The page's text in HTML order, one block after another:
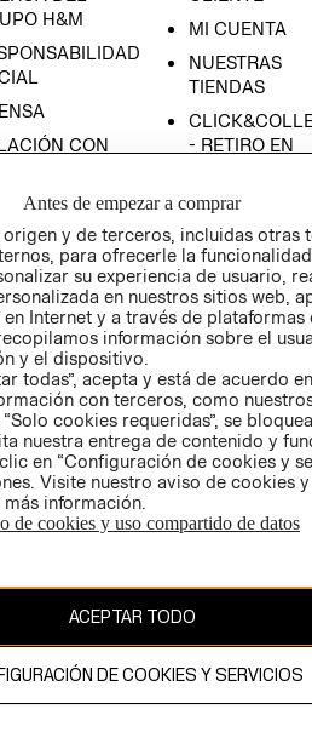
H&M
CON
MI CUENTA
NUESTRAS
TIENDAS
- RETIRO EN
TÉRMINOS Y
CONDICIONES
AVISO DE
PRIVACIDAD
GIFT CARD
COOKIES
Antes de empezar a comprar
y de terceros, incluidas otras
para ofrecerle la
su experiencia de usuario,
en nuestros sitios web,
Internet y a través de plataformas
información sobre el
y el dispositivo.
todas”, acepta y está de acuerdo
con terceros, como
cookies requeridas”, se
nuestra entrega de contenido y
en “Configuración de cookies y
Visite nuestro aviso de cookies
información.
de cookies y uso compartido de datos
ACEPTAR TODO
DE COOKIES Y SERVICIOS